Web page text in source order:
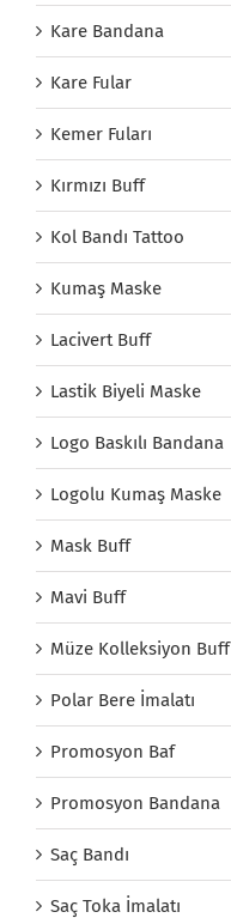
Kare Bandana
Kare Fular
Kemer Fuları
Kırmızı Buff
Kol Bandı Tattoo
Kumaş Maske
Lacivert Buff
Lastik Biyeli Maske
Logo Baskılı Bandana
Logolu Kumaş Maske
Mask Buff
Mavi Buff
Müze Kolleksiyon Buff
Polar Bere İmalatı
Promosyon Baf
Promosyon Bandana
Saç Bandı
Saç Toka İmalatı